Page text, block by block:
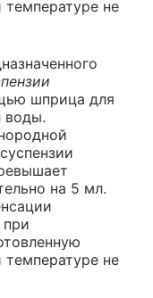
не
шприца для
воды.
на 5 мл.
при
не